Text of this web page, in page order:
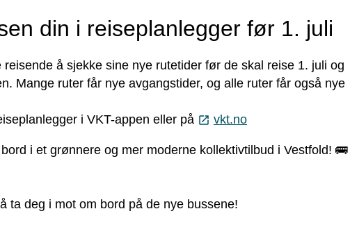
din i reiseplanlegger før 1. juli
reisende å sjekke sine nye rutetider før de skal reise 1. juli og
Mange ruter får nye avgangstider, og alle ruter får også nye
i VKT-appen eller på launch vkt.no
i et grønnere og mer moderne kollektivtilbud i Vestfold! 🚌
ta deg i mot om bord på de nye bussene!